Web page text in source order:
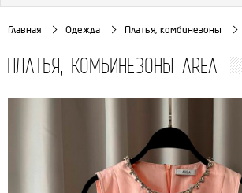
Главная Одежда Платья, комбинезоны
ПЛАТЬЯ, КОМБИНЕЗОНЫ AREA